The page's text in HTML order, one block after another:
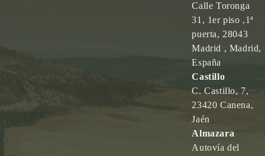
Calle Toronga
31, 1er piso ,1ª
puerta, 28043
Madrid , Madrid,
España
Castillo
C. Castillo, 7,
23420 Canena,
Jaén
Almazara
Autovía del